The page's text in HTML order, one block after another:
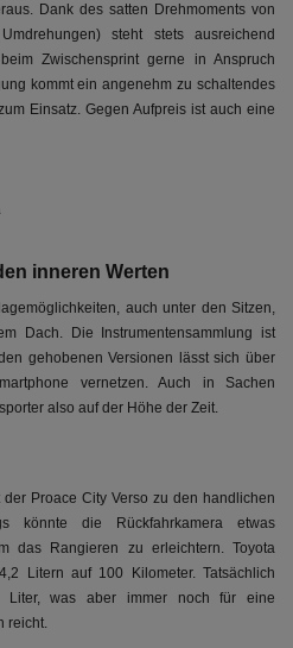
Dank des satten Drehmoments von
steht stets ausreichend
Zwischensprint gerne in Anspruch
kommt ein angenehm zu schaltendes
Einsatz. Gegen Aufpreis ist auch eine
inneren Werten
auch unter den Sitzen,
Dach. Die Instrumentensammlung ist
gehobenen Versionen lässt sich über
vernetzen. Auch in Sachen
also auf der Höhe der Zeit.
Proace City Verso zu den handlichen
könnte die Rückfahrkamera etwas
das Rangieren zu erleichtern. Toyota
Litern auf 100 Kilometer. Tatsächlich
was aber immer noch für eine
reicht.